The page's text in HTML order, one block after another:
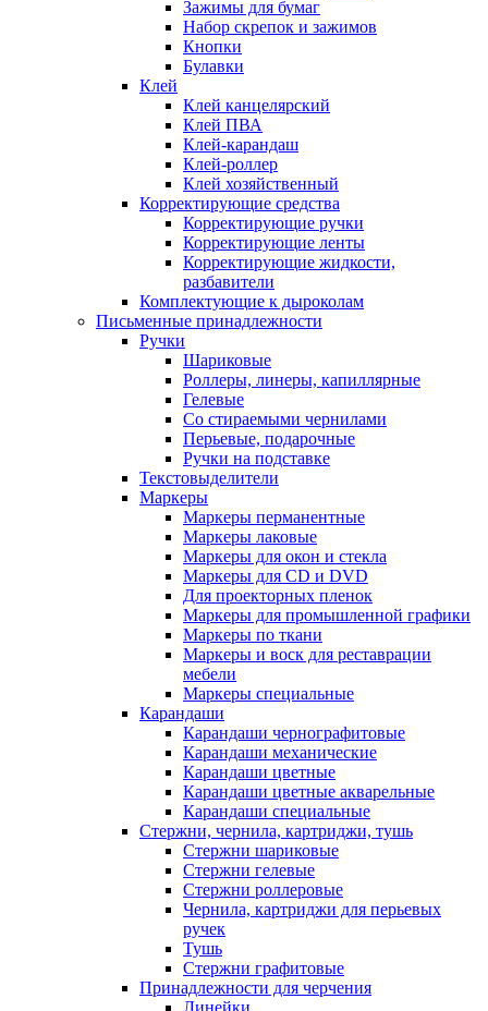
Зажимы для бумаг
Набор скрепок и зажимов
Кнопки
Булавки
Клей
Клей канцелярский
Клей ПВА
Клей-карандаш
Клей-роллер
Клей хозяйственный
Корректирующие средства
Корректирующие ручки
Корректирующие ленты
Корректирующие жидкости,
разбавители
Комплектующие к дыроколам
Письменные принадлежности
Ручки
Шариковые
Роллеры, линеры, капиллярные
Гелевые
Со стираемыми чернилами
Перьевые, подарочные
Ручки на подставке
Текстовыделители
Маркеры
Маркеры перманентные
Маркеры лаковые
Маркеры для окон и стекла
Маркеры для CD и DVD
Для проекторных пленок
Маркеры для промышленной графики
Маркеры по ткани
Маркеры и воск для реставрации
мебели
Маркеры специальные
Карандаши
Карандаши чернографитовые
Карандаши механические
Карандаши цветные
Карандаши цветные акварельные
Карандаши специальные
Стержни, чернила, картриджи, тушь
Стержни шариковые
Стержни гелевые
Стержни роллеровые
Чернила, картриджи для перьевых
ручек
Тушь
Стержни графитовые
Принадлежности для черчения